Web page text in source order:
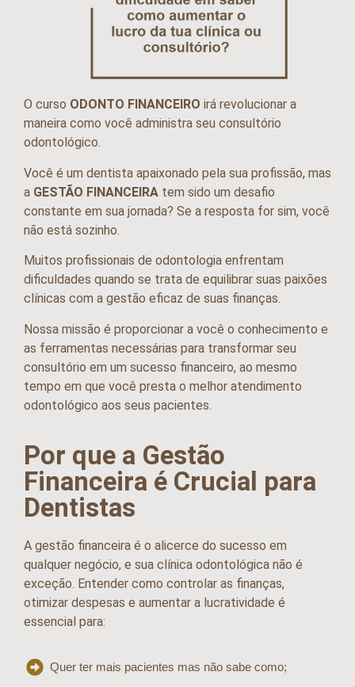
O curso ODONTO FINANCEIRO irá revolucionar a
maneira como você administra seu consultório
odontológico.
Você é um dentista apaixonado pela sua profissão, mas
a GESTÃO FINANCEIRA tem sido um desafio
constante em sua jornada? Se a resposta for sim, você
não está sozinho.
Muitos profissionais de odontologia enfrentam
dificuldades quando se trata de equilibrar suas paixões
clínicas com a gestão eficaz de suas finanças.
Nossa missão é proporcionar a você o conhecimento e
as ferramentas necessárias para transformar seu
consultório em um sucesso financeiro, ao mesmo
tempo em que você presta o melhor atendimento
odontológico aos seus pacientes.
Por que a Gestão
Financeira é Crucial para
Dentistas
A gestão financeira é o alicerce do sucesso em
qualquer negócio, e sua clínica odontológica não é
exceção. Entender como controlar as finanças,
otimizar despesas e aumentar a lucratividade é
essencial para:
Quer ter mais pacientes mas não sabe como;